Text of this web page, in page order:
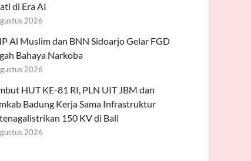
di Era AI
2026
Al Muslim dan BNN Sidoarjo Gelar FGD
Bahaya Narkoba
2026
HUT KE-81 RI, PLN UIT JBM dan
Badung Kerja Sama Infrastruktur
150 KV di Bali
2026